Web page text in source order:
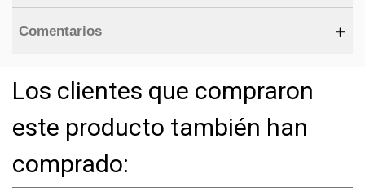
Comentarios
Los clientes que compraron
este producto también han
comprado: